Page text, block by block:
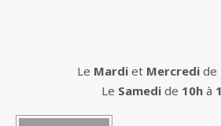
Le Mardi et Mercredi de
Le Samedi de 10h à